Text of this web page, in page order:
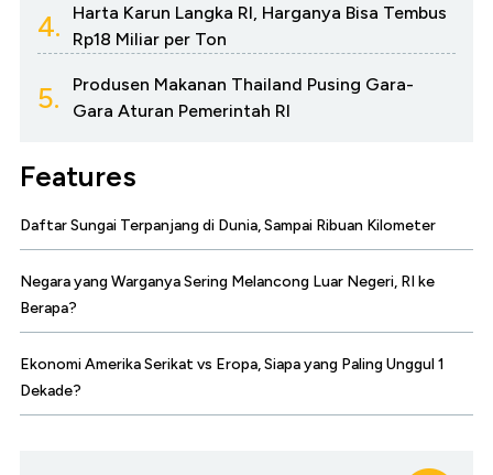
4.
Harta Karun Langka RI, Harganya Bisa Tembus
Rp18 Miliar per Ton
5.
Produsen Makanan Thailand Pusing Gara-
Gara Aturan Pemerintah RI
Features
Daftar Sungai Terpanjang di Dunia, Sampai Ribuan Kilometer
Negara yang Warganya Sering Melancong Luar Negeri, RI ke
Berapa?
Ekonomi Amerika Serikat vs Eropa, Siapa yang Paling Unggul 1
Dekade?